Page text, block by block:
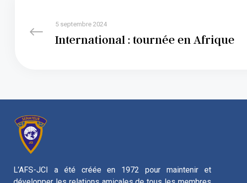
5 septembre 2024
International : tournée en Afrique
L’AFS-JCI a été créée en 1972 pour maintenir et